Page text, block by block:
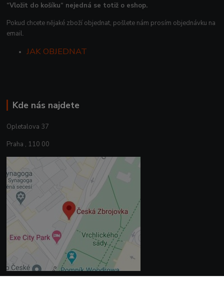
“Vložit do košíku“ nejedná se totiž o eshop.
Pokud chcete nějaké zboží objednat, pošlete nám prosím objednávku na
email.
JAK OBJEDNAT
Kde nás najdete
Opletalova 37
Praha , 110 00